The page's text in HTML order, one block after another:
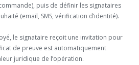
puis de définir les signataires
(email, SMS, vérification d’identité).
le signataire reçoit une invitation pour
de preuve est automatiquement
juridique de l’opération.